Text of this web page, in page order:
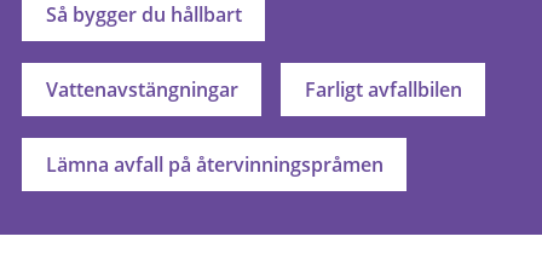
Så bygger du hållbart
Vattenavstängningar Farligt avfallbilen
Lämna avfall på återvinningspråmen